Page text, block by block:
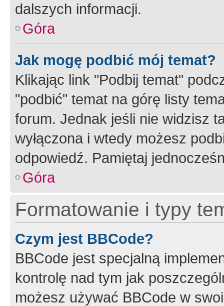
dalszych informacji.
Góra
Jak mogę podbić mój temat?
Klikając link "Podbij temat"
"podbić" temat na górę listy
forum. Jednak jeśli nie widzisz
wyłączona i wtedy możesz
odpowiedź. Pamiętaj
Góra
Formatowanie i typy
Czym jest BBCode?
BBCode jest specjalną
kontrolę nad tym jak
możesz używać BBCode w